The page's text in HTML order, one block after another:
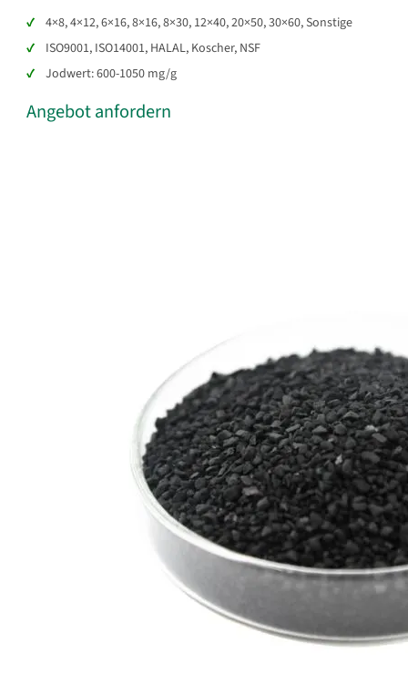
4×8, 4×12, 6×16, 8×16, 8×30, 12×40, 20×50, 30×60, Sonstige
ISO9001, ISO14001, HALAL, Koscher, NSF
Jodwert: 600-1050 mg/g
Angebot anfordern